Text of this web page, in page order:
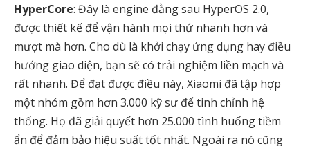
HyperCore: Đây là engine đằng sau HyperOS 2.0,
được thiết kế để vận hành mọi thứ nhanh hơn và
mượt mà hơn. Cho dù là khởi chạy ứng dụng hay điều
hướng giao diện, bạn sẽ có trải nghiệm liền mạch và
rất nhanh. Để đạt được điều này, Xiaomi đã tập hợp
một nhóm gồm hơn 3.000 kỹ sư để tinh chỉnh hệ
thống. Họ đã giải quyết hơn 25.000 tình huống tiềm
ẩn để đảm bảo hiệu suất tốt nhất. Ngoài ra nó cũng